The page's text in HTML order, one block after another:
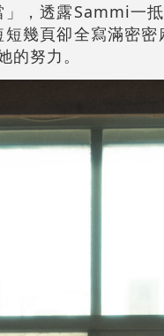
，透露Sammi一
幾頁卻全寫滿密
努力。